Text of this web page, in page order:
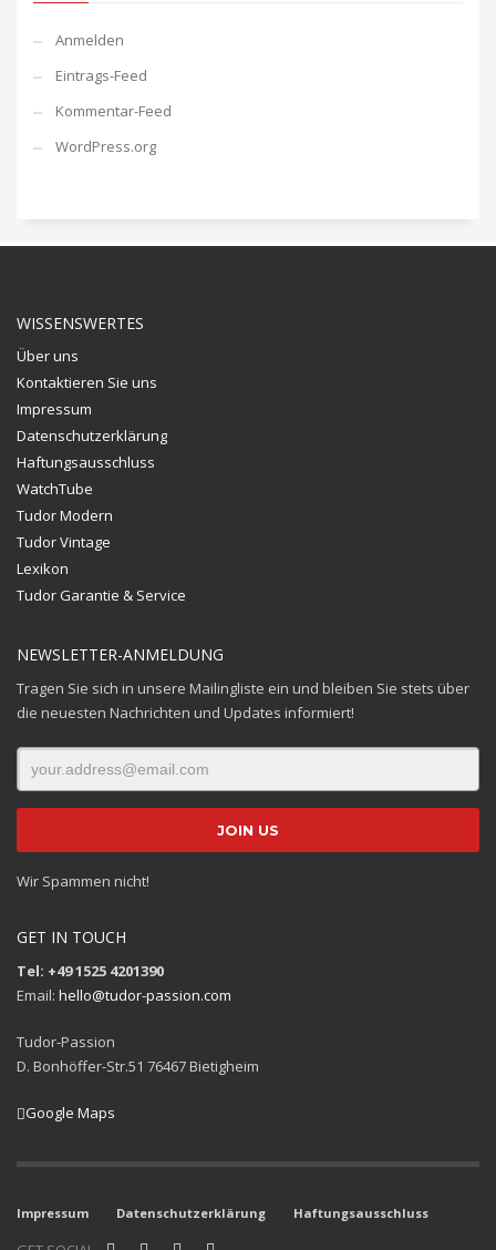
Anmelden
Eintrags-Feed
Kommentar-Feed
WordPress.org
WISSENSWERTES
Über uns
Kontaktieren Sie uns
Impressum
Datenschutzerklärung
Haftungsausschluss
WatchTube
Tudor Modern
Tudor Vintage
Lexikon
Tudor Garantie & Service
NEWSLETTER-ANMELDUNG
Tragen Sie sich in unsere Mailingliste ein und bleiben Sie stets über
die neuesten Nachrichten und Updates informiert!
Wir Spammen nicht!
GET IN TOUCH
Tel: +49 1525 4201390
Email: hello@tudor-passion.com
Tudor-Passion
D. Bonhöffer-Str.51 76467 Bietigheim
Google Maps
Impressum Datenschutzerklärung Haftungsausschluss